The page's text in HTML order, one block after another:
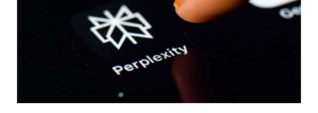
SIMPLE
E-
COMMERÇANT
EN
ACCÉLÉRANT